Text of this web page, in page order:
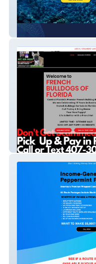
PDR OHIO
Frenchie Central
LUCKY MINT GOOGLE